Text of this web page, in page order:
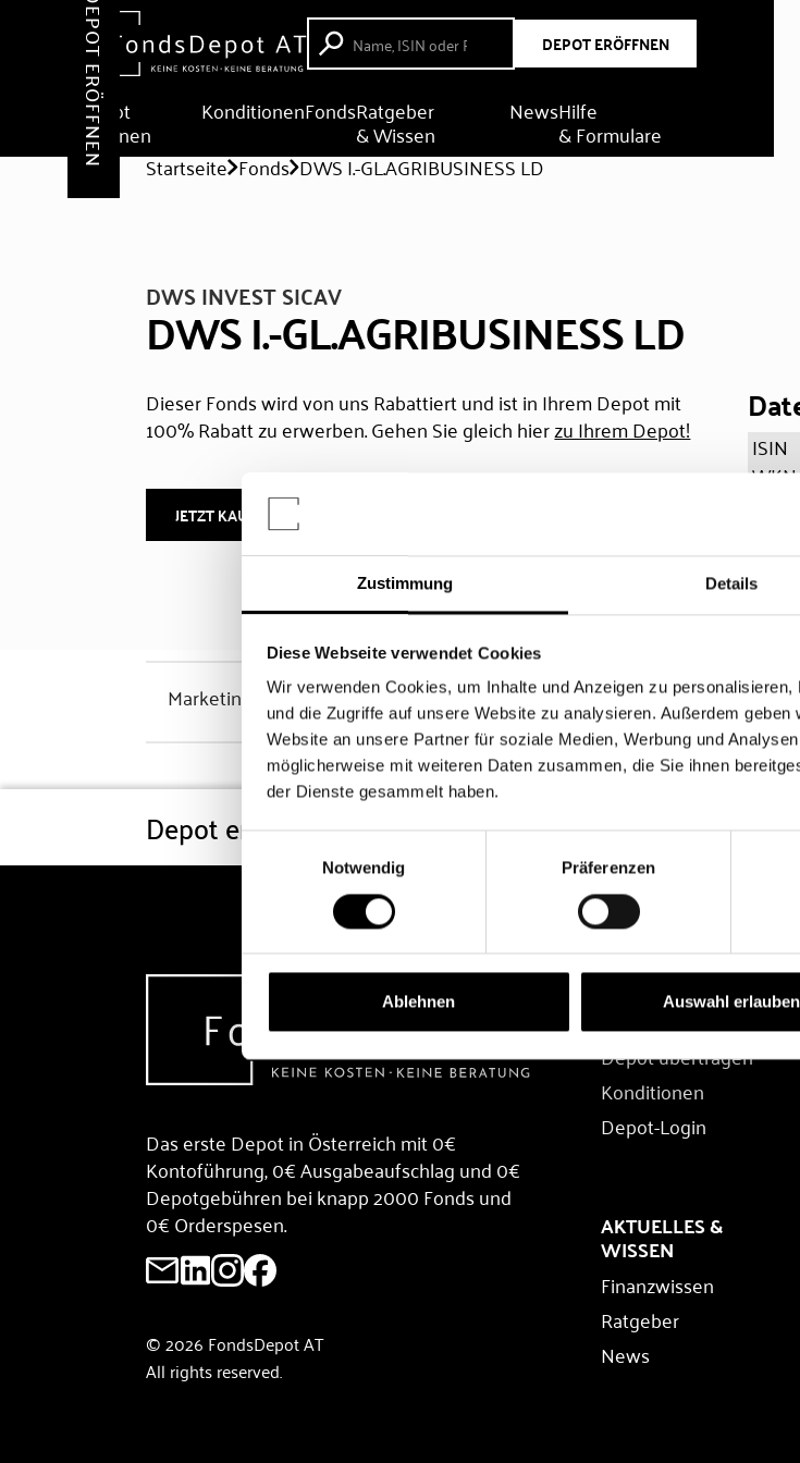
Zustimmung Details
Diese Webseite verwendet Cookies
Wir verwenden Cookies, um Inhalte und Anzeigen zu
und die Zugriffe auf unsere Website zu analysieren. Außerdem
Website an unsere Partner für soziale Medien, Werbung und
möglicherweise mit weiteren Daten zusammen, die Sie ihnen
der Dienste gesammelt haben.
Einwilligungsauswahl
Notwendig
Präferenzen
Ablehnen Auswahl erlauben
DEPOT ERÖFFNEN
Depot
eröffnen
KonditionenFondsRatgeber
& Wissen
NewsHilfe
& Formulare
DEPOT ERÖFFNEN Startseite Fonds DWS I.-GL.AGRIBUSINESS LD
DWS INVEST SICAV
DWS I.-GL.AGRIBUSINESS LD
Dieser Fonds wird von uns Rabattiert und ist in Ihrem Depot mit
100% Rabatt zu erwerben. Gehen Sie gleich hierzu Ihrem Depot!
JETZT KAUFEN
ISIN
WKN
Marketinghinweis
Depot eröffnen Konditionen Fonds FAQ
Das erste Depot in Österreich mit 0€
Kontoführung, 0€ Ausgabeaufschlag und 0€
Depotgebühren bei knapp 2000 Fonds und
0€ Orderspesen.
© 2026 FondsDepot AT
All rights reserved.
DEPOT
Depot übertragen
Konditionen
Depot-Login
AKTUELLES &
WISSEN
Finanzwissen
Ratgeber
News